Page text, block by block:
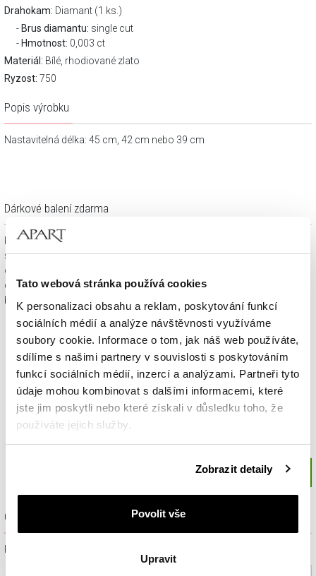
Tato webová stránka používá cookies
K personalizaci obsahu a reklam, poskytování funkcí
sociálních médií a analýze návštěvnosti využíváme
soubory cookie. Informace o tom, jak náš web používáte,
sdílíme s našimi partnery v souvislosti s poskytováním
funkcí sociálních médií, inzercí a analýzami. Partneři tyto
údaje mohou kombinovat s dalšími informacemi, které
jste jim poskytli nebo které získali v důsledku toho, že
používáte jejich služby.
Zásadách ochrany osobních údajů
Zobrazit detaily
Povolit vše
Upravit
Drahokam: Diamant (1 ks.)
Brus diamantu: single cut
Hmotnost: 0,003 ct
Materiál: Bílé, rhodiované zlato
Ryzost: 750
Popis výrobku
Nastavitelná délka: 45 cm, 42 cm nebo 39 cm
Dárkové balení zdarma
Klenotnické výrobky zakoupené na e-shopu Apart.cz obdržíte
spolu s dárkovou krabičkou a taštičkou – v závislosti na
objednaném sortimentu. Váš nákup se tak stane krásným
dárkem, který můžete bez dalších příprav věnovat svým
blízkým.
Ověřit dostupnost a rezervovat na prodejně
Prosím, vyberte ze seznamu město nebo konkrétní prodejnu